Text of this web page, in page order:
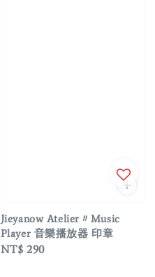
Jieyanow Atelier〃Music
Player 音樂播放器 印章
Regular
NT$ 290